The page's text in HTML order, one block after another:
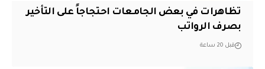
تظاهرات في بعض الجامعات احتجاجاً على التأخير
بصرف الرواتب
قبل 20 ساعة